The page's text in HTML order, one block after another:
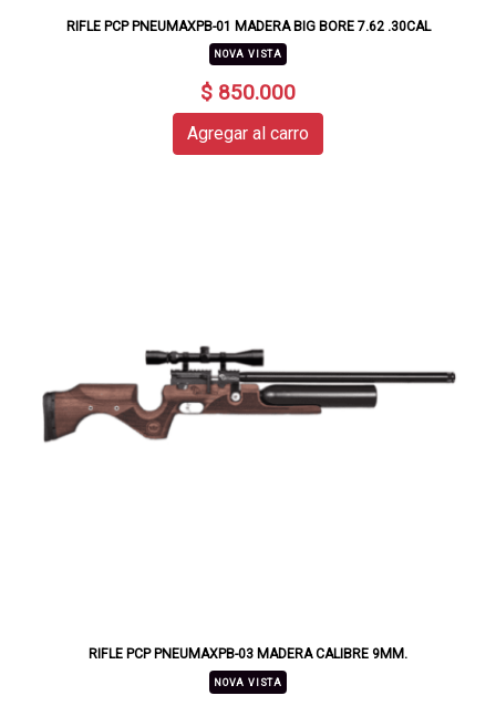
RIFLE PCP PNEUMAXPB-01 MADERA BIG BORE 7.62 .30CAL
NOVA VISTA
$ 850.000
Agregar al carro
RIFLE PCP PNEUMAXPB-03 MADERA CALIBRE 9MM.
NOVA VISTA